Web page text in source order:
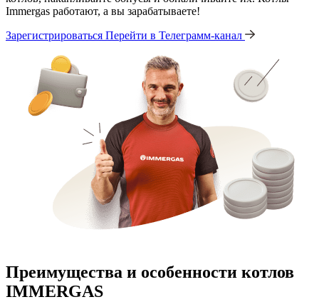
Immergas работают, а вы зарабатываете!
Зарегистрироваться Перейти в Телеграмм-канал
Преимущества и особенности котлов
IMMERGAS